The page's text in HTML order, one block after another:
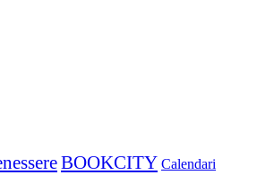
BOOKCITY Calendari